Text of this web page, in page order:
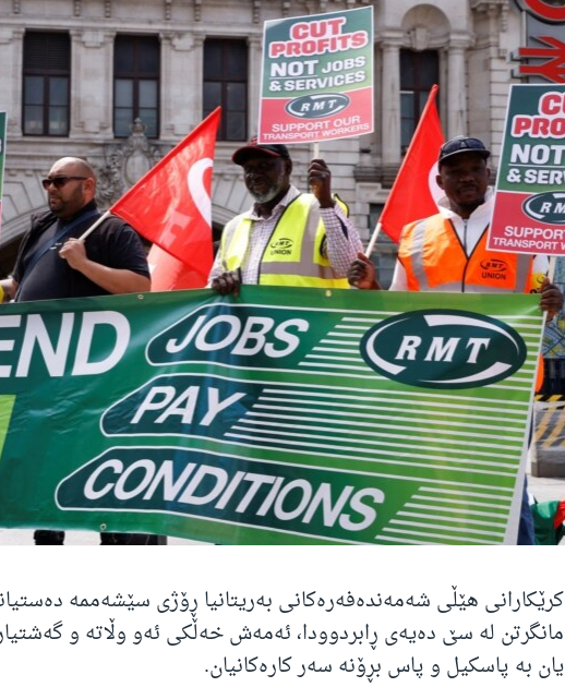
کرێکارانی هێڵی شەمەندەفەرەکانی بەریتانیا ڕۆژی سێشەممە
مانگرتن لە سێ دەیەی ڕابردوودا، ئەمەش خەڵکی ئەو وڵاتە و
یان بە پاسکیل و پاس بڕۆنە سەر کارەکانیان.